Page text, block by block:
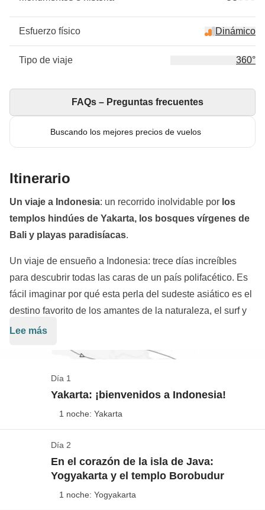
Esfuerzo físico Dinámico
Tipo de viaje 360°
Buscando los mejores precios de vuelos
FAQs – Preguntas frecuentes
Itinerario
Un viaje a Indonesia: un recorrido inolvidable por los
templos hindúes de Yakarta, los bosques vírgenes de
Bali y playas paradisíacas.
Un viaje de ensueño a Indonesia: trece días increíbles
para descubrir todas las caras de un país polifacético. Es
fácil imaginar por qué esta perla del sudeste asiático es el
destino favorito de los amantes de la naturaleza, el surf y
la cultura. Además de bucear con tortugas, visitar templos
experimentar la emoción de surfear en los mejores lugares
de la Isla de los Dioses, conoceremos a los balineses, uno
de los pueblos más acogedores y amables del mundo que
nos harán sentir como en casa desde el primer momento.
hasta las playas de
Islas Gili, ¡un verdadero paraíso en la tierra! En esta
excursión descubriremos las islas indonesias desde una
perspectiva completamente nueva: iremos a los lugares
Lee más
Día 1
Yakarta: ¡bienvenidos a Indonesia!
1 noche: Yakarta
Check-in en nuestro alojamiento de Yakarta
Los vuelos ida/vuelta hasta Indonesia no están
incluidos en la tarifa del viaje, de este modo podrás
Día 2
En el corazón de la isla de Java:
Yogyakarta y el templo Borobudur
1 noche: Yogyakarta